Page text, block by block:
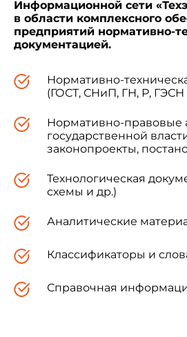
Информационной сети
в области комплексного
предприятий нормативно-
документацией.
Нормативно-
(ГОСТ, СНиП, ГН, Р, ГЭСН
Нормативно-правовые
государственной
законопроекты,
Технологическая
схемы и др.)
Аналитические
Классификаторы и
Справочная